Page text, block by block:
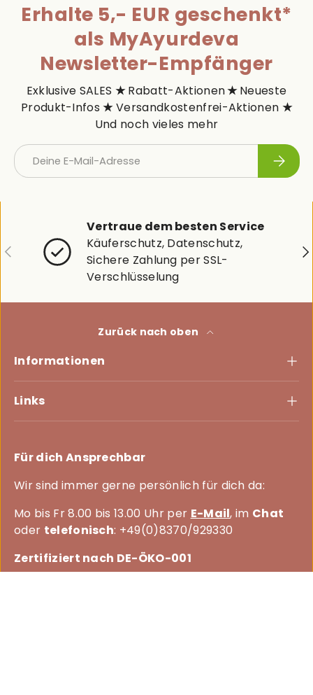
Erhalte 5,- EUR geschenkt*
als MyAyurdeva
Newsletter-Empfänger
Exklusive SALES ★Rabatt-Aktionen★Neueste
Produkt-Infos★Versandkostenfrei-Aktionen ★
Und noch vieles mehr
E-Mail
Vorherige
Vertraue dem besten Service
Käuferschutz, Datenschutz,
Sichere Zahlung per SSL-
Verschlüsselung
Zurück nach oben
Informationen
Links
Für dich Ansprechbar
Wir sind immer gerne persönlich für dich da:
Mo bis Fr 8.00 bis 13.00 Uhr per E-Mail, im Chat
oder telefonisch: +49(0)8370/929330
Zertifiziert nach DE-ÖKO-001